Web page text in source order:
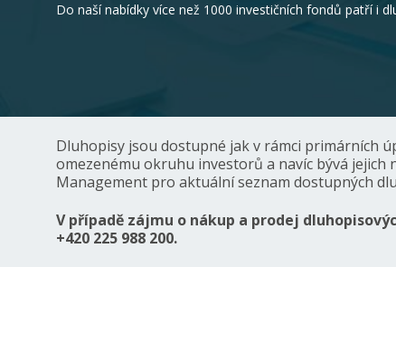
Do naší nabídky více než 1000 investičních fondů patří i
Dluhopisy jsou dostupné jak v rámci primárních
omezenému okruhu investorů a navíc bývá
Management pro aktuální seznam dostupných
V případě zájmu o nákup a prodej
+420 225 988 200.